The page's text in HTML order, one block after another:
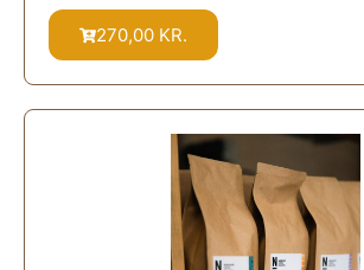
270,00 KR.